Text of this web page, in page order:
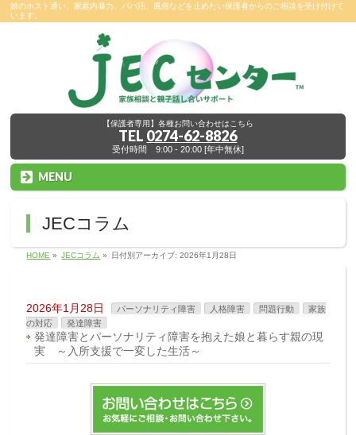
娘のホスト通い、家庭内暴力、パパ活、風俗などを止めたい保護者からのご相談を受け付けて
います。
【保護者専用】各種お問い合わせはこちら
TEL 0274-62-8826
受付時間 9:00 - 20:00 [年中無休]
MENU
JECコラム
HOME » JECコラム » 日付別アーカイブ: 2026年1月28日
2026年1月28日 パーソナリティ障害 人格障害 問題行動
家族
の対応
発達障害
発達障害とパーソナリティ障害を抱えた娘と暮らす親の現
実 ～入所支援で一変した生活～